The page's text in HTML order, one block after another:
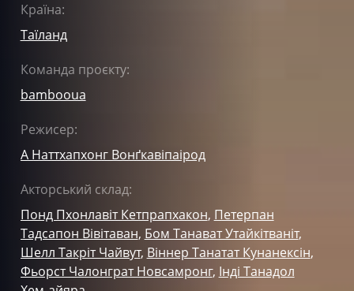
Країна:
Таїланд
Команда проєкту:
bambooua
Режисер:
А Наттхапхонг Вонґкавіпаірод
Акторський склад:
Понд Пхонлавіт Кетпрапхакон, Петерпан
Тадсапон Вівітаван, Бом Танават Утайкітваніт,
Шелл Такріт Чайвут, Віннер Танатат Кунанексін,
Фьорст Чалонграт Новсамронг, Інді Танадол